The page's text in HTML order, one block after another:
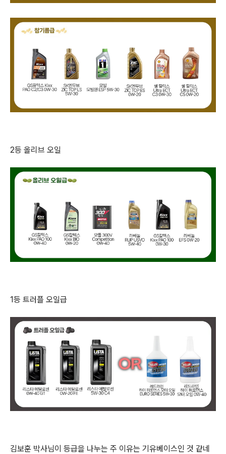
2등 올리브 오일
1등 트러플 오일급
김보훈 박사님이 등급을 나누는 주 이유는 기유베이스인 것 같네